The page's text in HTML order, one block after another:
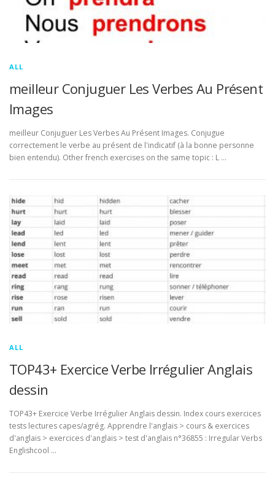
ALL
meilleur Conjuguer Les Verbes Au Présent
Images
meilleur Conjuguer Les Verbes Au Présent Images. Conjugue
correctement le verbe au présent de l'indicatif (à la bonne personne
bien entendu). Other french exercises on the same topic : L …
ALL
TOP43+ Exercice Verbe Irrégulier Anglais
dessin
TOP43+ Exercice Verbe Irrégulier Anglais dessin. Index cours exercices
tests lectures capes/agrég. Apprendre l'anglais > cours & exercices
d'anglais > exercices d'anglais > test d'anglais n°36855 : Irregular Verbs
Englishcool …